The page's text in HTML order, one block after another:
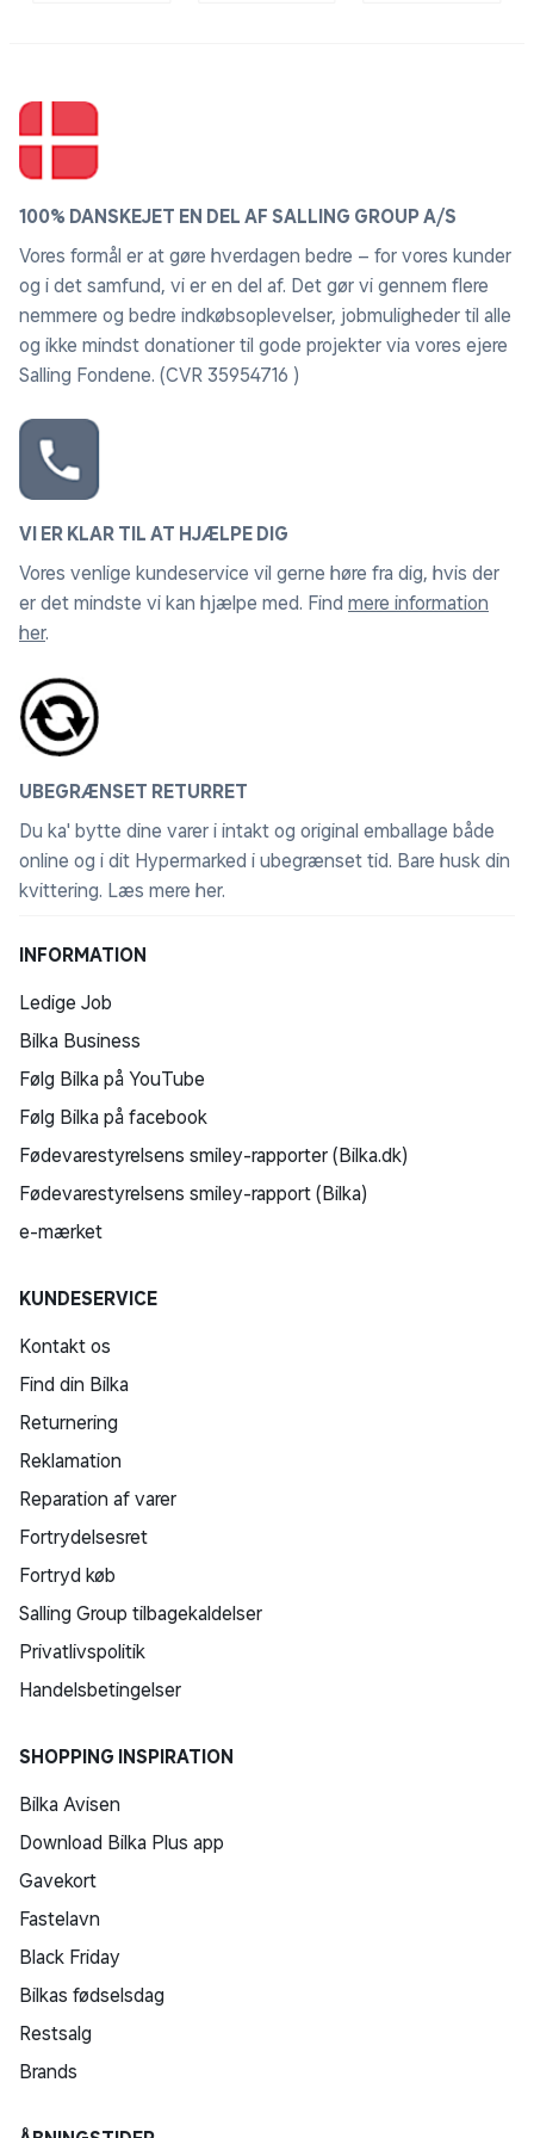
Tennisboldene hjælper med at holde fyldet i
bevægelse, hvilket gør tørringen mere jævn og
bevarer pudens volumen og fylde.
100% DANSKEJET EN DEL AF SALLING GROUP A/S
Vores formål er at gøre hverdagen bedre – for vores kunder
og i det samfund, vi er en del af. Det gør vi gennem flere
nemmere og bedre indkøbsoplevelser, jobmuligheder til alle
og ikke mindst donationer til gode projekter via vores ejere
Salling Fondene. (CVR 35954716 )
VI ER KLAR TIL AT HJÆLPE DIG
Vores venlige kundeservice vil gerne høre fra dig, hvis der
er det mindste vi kan hjælpe med. Find mere information
her.
UBEGRÆNSET RETURRET
Du ka' bytte dine varer i intakt og original emballage både
online og i dit Hypermarked i ubegrænset tid. Bare husk din
kvittering. Læs mere her.
INFORMATION
Ledige Job
Bilka Business
Følg Bilka på YouTube
Følg Bilka på facebook
Fødevarestyrelsens smiley-rapporter (Bilka.dk)
Fødevarestyrelsens smiley-rapport (Bilka)
e-mærket
KUNDESERVICE
Kontakt os
Find din Bilka
Returnering
Reklamation
Reparation af varer
Fortrydelsesret
Fortryd køb
Salling Group tilbagekaldelser
Privatlivspolitik
Handelsbetingelser
SHOPPING INSPIRATION
Bilka Avisen
Download Bilka Plus app
Gavekort
Fastelavn
Black Friday
Bilkas fødselsdag
Restsalg
Brands